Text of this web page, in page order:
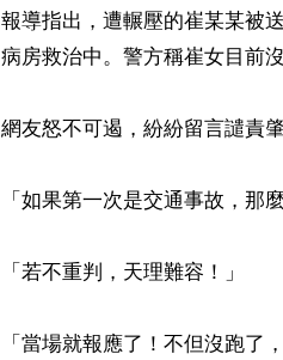
報導指出，遭輾壓的崔某某被
病房救治中。警方稱崔女目前
網友怒不可遏，紛紛留言譴責
「如果第一次是交通事故，那
「若不重判，天理難容！」
「當場就報應了！不但沒跑了